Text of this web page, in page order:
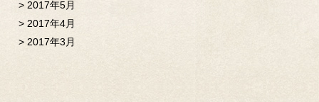
2017年5月
2017年4月
2017年3月